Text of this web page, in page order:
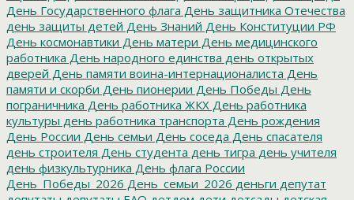
День Государственного флага День защитника Отечества
день защиты детей День Знаний День Конституции РФ
День космонавтики День матери День медицинского
работника День народного единства день открытых
дверей День памяти воина-интернационалиста День
памяти и скорби День пионерии День Победы День
пограничника День работника ЖКХ День работника
культуры день работника транспорта День рождения
День России День семьи День соседа День спасателя
день строителя День студента день тигра день учителя
день физкультурника День флага России
День_Победы_2026 День_семьи_2026 деньги депутат